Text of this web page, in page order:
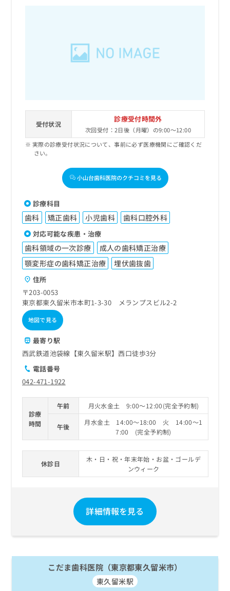
受付状況
診療受付時間外
次回受付：2日後（月曜）の9:00～12:00
実際の診療受付状況について、事前に必ず医療機関にご確認くだ
さい。
小山台歯科医院のクチコミを見る
診療科目
歯科 矯正歯科 小児歯科 歯科口腔外科
対応可能な疾患・治療
歯科領域の一次診療
成人の歯科矯正治療
顎変形症の歯科矯正治療
埋伏歯抜歯
住所
〒203-0053
東京都東久留米市本町1-3-30 メランプスビル2-2
地図で見る
最寄り駅
西武鉄道池袋線【東久留米駅】西口徒歩3分
電話番号
042-471-1922
診療
時間
午前 月火水金土 9:00～12:00(完全予約制)
午後
月水金土 14:00～18:00 火 14:00～1
7:00 (完全予約制)
休診日
木・日・祝・年末年始・お盆・ゴールデ
ンウィーク
詳細情報を見る
こだま歯科医院（東京都東久留米市）
東久留米駅